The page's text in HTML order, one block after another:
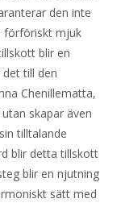
den inte
förföriskt mjuk
blir en
till den
Chenillematta,
skapar även
tilltalande
blir detta tillskott
blir en njutning
sätt med